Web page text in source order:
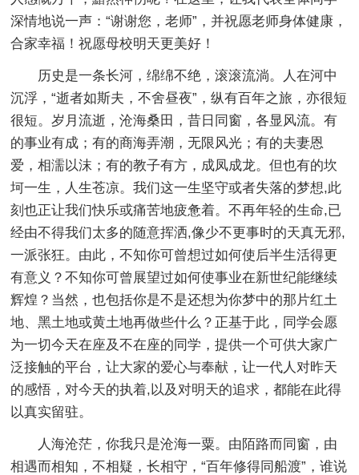
深情地说一声：“谢谢您，老师”，并祝愿老师身体健康，
合家幸福！祝愿母校明天更美好！
历史是一条长河，绵绵不绝，滚滚流淌。人在河中
沉浮，“逝者如斯夫，不舍昼夜”，纵有百年之旅，亦很短
很短。岁月流逝，沧海桑田，昔日同窗，各显风流。有
的事业有成；有的商海弄潮，无限风光；有的夫妻恩
爱，相濡以沫；有的教子有方，成凤成龙。但也有的坎
坷一生，人生苍凉。我们这一生坚守或者失落的梦想,此
刻也正让我们快乐或痛苦地疲惫着。不再年轻的生命,已
经由不得我们太多的随意挥洒,像少不更事时的天真无邪,
一派张狂。由此，不知你可曾想过如何使后半生活得更
有意义？不知你可曾展望过如何使事业在新世纪能继续
辉煌？当然，也包括你是不是还想为你梦中的那片红土
地、黑土地或黄土地再做些什么？正基于此，同学会愿
为一切今天在座及不在座的同学，提供一个可供大家广
泛接触的平台，让大家的爱心与奉献，让一代人对昨天
的感悟，对今天的执着,以及对明天的追求，都能在此得
以真实留驻。
人海沧茫，你我只是沧海一粟。由陌路而同窗，由
相遇而相知，不相疑，长相守，“百年修得同船渡”，谁说